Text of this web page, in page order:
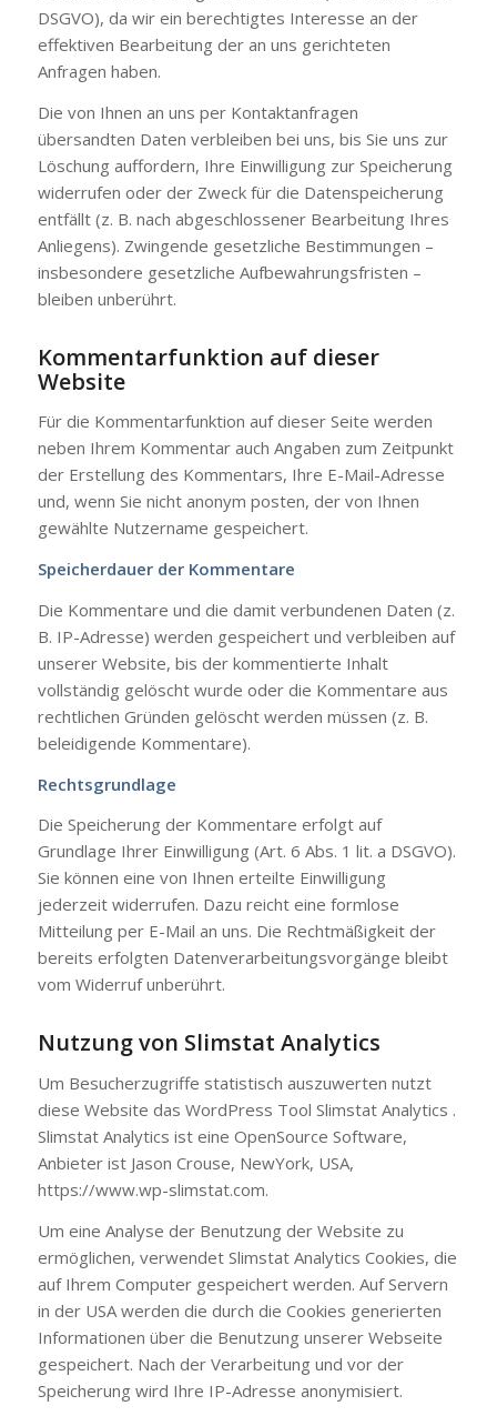
DSGVO), da wir ein berechtigtes Interesse an der
effektiven Bearbeitung der an uns gerichteten
Anfragen haben.
Die von Ihnen an uns per Kontaktanfragen
übersandten Daten verbleiben bei uns, bis Sie uns zur
Löschung auffordern, Ihre Einwilligung zur Speicherung
widerrufen oder der Zweck für die Datenspeicherung
entfällt (z. B. nach abgeschlossener Bearbeitung Ihres
Anliegens). Zwingende gesetzliche Bestimmungen –
insbesondere gesetzliche Aufbewahrungsfristen –
bleiben unberührt.
Kommentarfunktion auf dieser
Website
Für die Kommentarfunktion auf dieser Seite werden
neben Ihrem Kommentar auch Angaben zum Zeitpunkt
der Erstellung des Kommentars, Ihre E-Mail-Adresse
und, wenn Sie nicht anonym posten, der von Ihnen
gewählte Nutzername gespeichert.
Speicherdauer der Kommentare
Die Kommentare und die damit verbundenen Daten (z.
B. IP-Adresse) werden gespeichert und verbleiben auf
unserer Website, bis der kommentierte Inhalt
vollständig gelöscht wurde oder die Kommentare aus
rechtlichen Gründen gelöscht werden müssen (z. B.
beleidigende Kommentare).
Rechtsgrundlage
Die Speicherung der Kommentare erfolgt auf
Grundlage Ihrer Einwilligung (Art. 6 Abs. 1 lit. a DSGVO).
Sie können eine von Ihnen erteilte Einwilligung
jederzeit widerrufen. Dazu reicht eine formlose
Mitteilung per E-Mail an uns. Die Rechtmäßigkeit der
bereits erfolgten Datenverarbeitungsvorgänge bleibt
vom Widerruf unberührt.
Nutzung von Slimstat Analytics
Um Besucherzugriffe statistisch auszuwerten nutzt
diese Website das WordPress Tool Slimstat Analytics .
Slimstat Analytics ist eine OpenSource Software,
Anbieter ist Jason Crouse, NewYork, USA,
https://www.wp-slimstat.com.
Um eine Analyse der Benutzung der Website zu
ermöglichen, verwendet Slimstat Analytics Cookies, die
auf Ihrem Computer gespeichert werden. Auf Servern
in der USA werden die durch die Cookies generierten
Informationen über die Benutzung unserer Webseite
gespeichert. Nach der Verarbeitung und vor der
Speicherung wird Ihre IP-Adresse anonymisiert.